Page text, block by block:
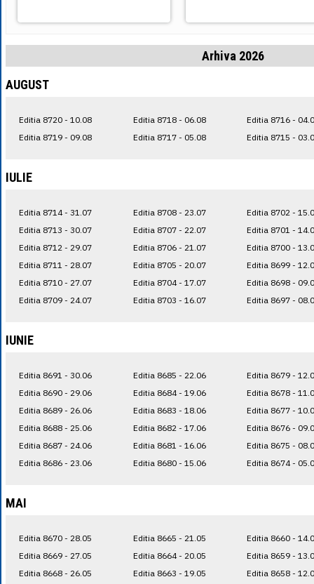
Arhiva 2026
AUGUST
Editia 8720 - 10.08
Editia 8719 - 09.08
Editia 8718 - 06.08
Editia 8717 - 05.08
Editia 8716 -
Editia 8715 -
IULIE
Editia 8714 - 31.07
Editia 8713 - 30.07
Editia 8712 - 29.07
Editia 8711 - 28.07
Editia 8710 - 27.07
Editia 8709 - 24.07
Editia 8708 - 23.07
Editia 8707 - 22.07
Editia 8706 - 21.07
Editia 8705 - 20.07
Editia 8704 - 17.07
Editia 8703 - 16.07
Editia 8702 -
Editia 8701 -
Editia 8700 -
Editia 8699 -
Editia 8698 -
Editia 8697 -
IUNIE
Editia 8691 - 30.06
Editia 8690 - 29.06
Editia 8689 - 26.06
Editia 8688 - 25.06
Editia 8687 - 24.06
Editia 8686 - 23.06
Editia 8685 - 22.06
Editia 8684 - 19.06
Editia 8683 - 18.06
Editia 8682 - 17.06
Editia 8681 - 16.06
Editia 8680 - 15.06
Editia 8679 -
Editia 8678 -
Editia 8677 -
Editia 8676 -
Editia 8675 -
Editia 8674 -
MAI
Editia 8670 - 28.05
Editia 8669 - 27.05
Editia 8668 - 26.05
Editia 8665 - 21.05
Editia 8664 - 20.05
Editia 8663 - 19.05
Editia 8660 -
Editia 8659 -
Editia 8658 -